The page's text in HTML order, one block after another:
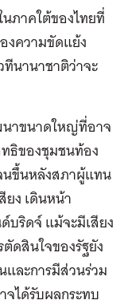
ภาคใต้ของไทยที่
งความขัดแย้ง
นานาชาติว่าจะ
นาขนาดใหญ่ที่อาจ
ธิของชุมชนท้อง
นขึ้นหลังสภาผู้แทน
ยง เดินหน้า
บริดจ์ แม้จะมีเสียง
ดสินใจของรัฐยัง
และการมีส่วนร่วม
ได้รับผลกระทบ